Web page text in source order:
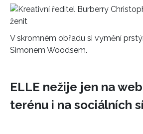
V skromném obřadu si vymění
Simonem Woodsem.
ELLE nežije jen na
terénu i na sociálních